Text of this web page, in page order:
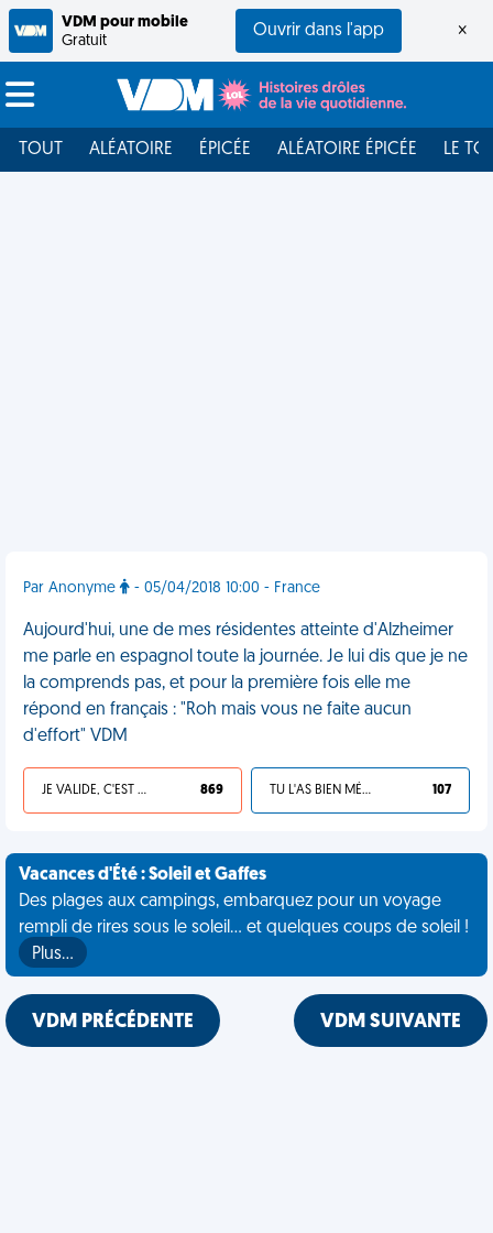
VDM pour mobile
Gratuit
Ouvrir dans l'app ×
TOUT ALÉATOIRE ÉPICÉE ALÉATOIRE ÉPICÉE LE
Par Anonyme - 05/04/2018 10:00 - France
Aujourd'hui, une de mes résidentes atteinte d'Alzheimer
me parle en espagnol toute la journée. Je lui dis que je ne
la comprends pas, et pour la première fois elle me
répond en français : "Roh mais vous ne faite aucun
d'effort" VDM
JE VALIDE, C'EST UNE VDM 869 TU L'AS BIEN MÉRITÉ 107
Vacances d'Été : Soleil et Gaffes
Des plages aux campings, embarquez pour un voyage
rempli de rires sous le soleil... et quelques coups de soleil !
Plus…
VDM PRÉCÉDENTE VDM SUIVANTE